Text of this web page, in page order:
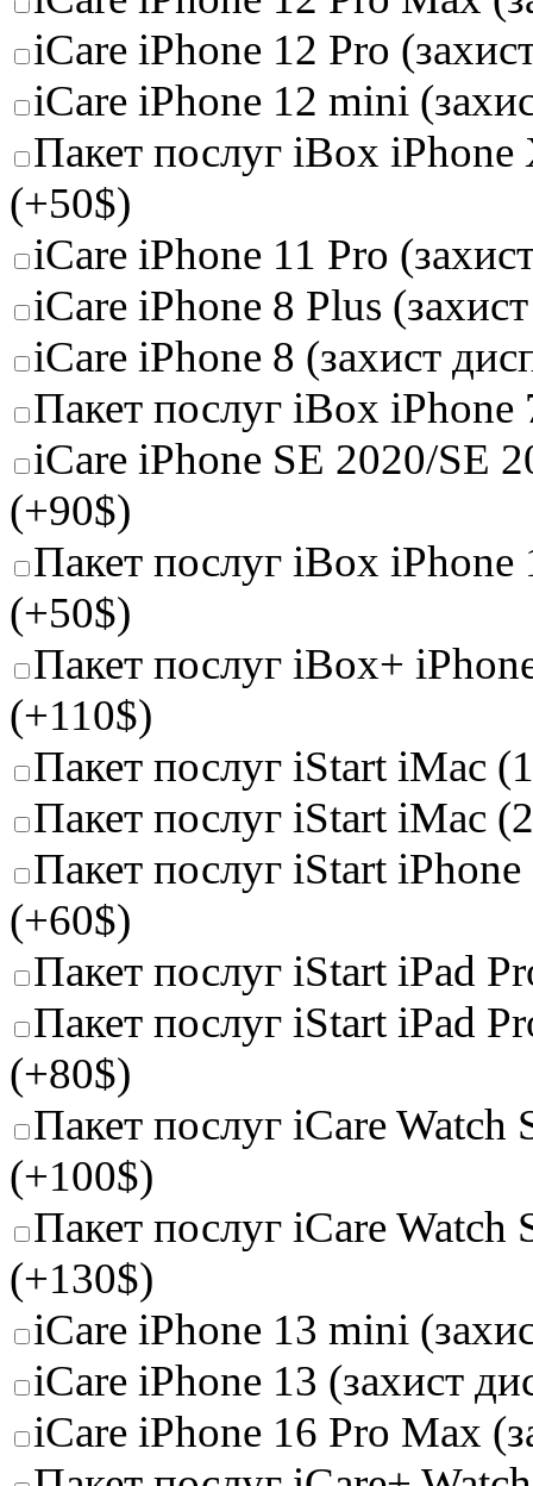
iCare iPhone 12 Pro
iCare iPhone 12 mini
Пакет послуг iBox
(+50$)
iCare iPhone 11 Pro
iCare iPhone 8 Plus
iCare iPhone 8 (захист
Пакет послуг iBox iPhone
iCare iPhone SE 2020/SE
(+90$)
Пакет послуг iBox
(+50$)
Пакет послуг iBox+
(+110$)
Пакет послуг iStart iMac
Пакет послуг iStart iMac
Пакет послуг iStart
(+60$)
Пакет послуг iStart iPad
Пакет послуг iStart iPad
(+80$)
Пакет послуг iCare Watch
(+100$)
Пакет послуг iCare Watch
(+130$)
iCare iPhone 13 mini
iCare iPhone 13 (захист
iCare iPhone 16 Pro Max